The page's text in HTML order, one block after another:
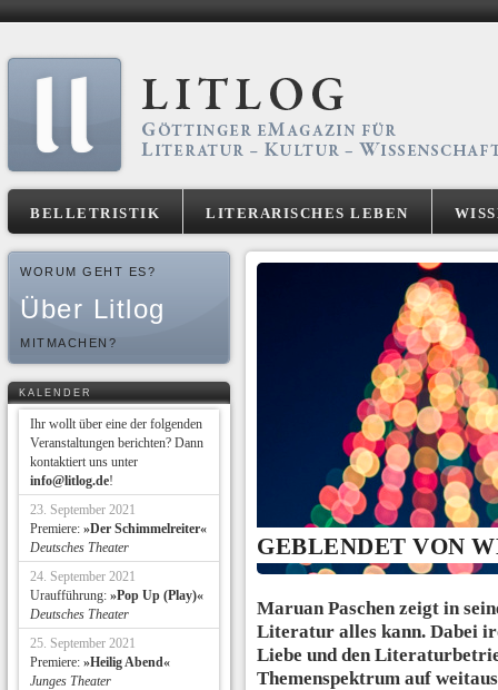
BELLETRISTIK LITERARISCHES LEBEN
GEBLENDET VON
Maruan Paschen zeigt in
Literatur alles kann. Dabei
Liebe und den
Themenspektrum auf
WORUM GEHT ES?
Über Litlog
MITMACHEN?
KALENDER
Ihr wollt über eine der folgenden
Veranstaltungen berichten? Dann
kontaktiert uns unter
info@litlog.de!
23. September 2021
Premiere: »Der Schimmelreiter«
Deutsches Theater
24. September 2021
Uraufführung: »Pop Up (Play)«
Deutsches Theater
25. September 2021
Premiere: »Heilig Abend«
Junges Theater